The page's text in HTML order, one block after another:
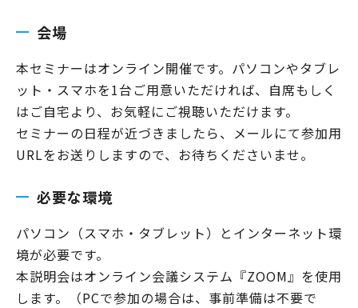
会場
本セミナーはオンライン開催です。 パソコンやタブレ
ット・スマホを1台ご用意いただければ、自席もしく
はご自宅より、お気軽にご視聴いただけます。
セミナーの日程が近づきましたら、メールにて参加用
URLをお送りしますので、お待ちくださいませ。
必要な環境
パソコン（スマホ・タブレット）とインターネット環
境が必要です。
本説明会はオンライン会議システム『ZOOM』を使用
します。（PCで参加の場合は、事前準備は不要で